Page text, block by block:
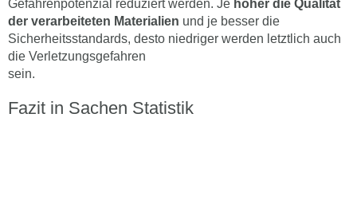
Gefahrenpotenzial reduziert werden. Je höher die Qualität
der verarbeiteten Materialien und je besser die
Sicherheitsstandards, desto niedriger werden letztlich auch
die Verletzungsgefahren
sein.
Fazit in Sachen Statistik